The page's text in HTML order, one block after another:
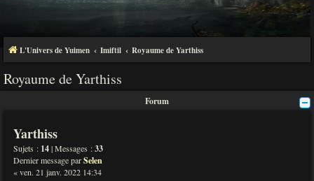
L'Univers de Yuimen Imiftil Royaume de Yarthiss
Royaume de Yarthiss
Forum
Yarthiss
Sujets : 14| Messages :33
Dernier message parSelen
« ven. 21 janv. 2022 14:34